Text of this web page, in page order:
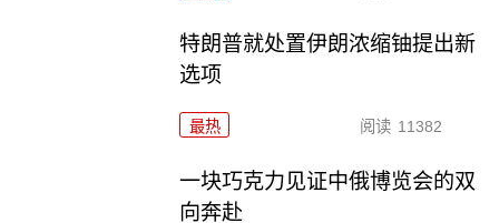
特朗普就处置伊朗浓缩铀提出新
选项
最热 阅读 11382
一块巧克力见证中俄博览会的双
向奔赴